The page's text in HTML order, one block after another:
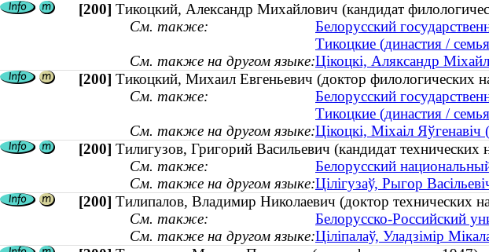
[200] Тикоцкий, Александр Михайлович (кандидат
См. также:
Белорусский
Тикоцкие (династия /
См. также на другом языке:Цікоцкі, Аляксандр
[200] Тикоцкий, Михаил Евгеньевич (доктор филологических
См. также:
Белорусский
Тикоцкие (династия /
См. также на другом языке:Цікоцкі, Міхаіл
[200] Тилигузов, Григорий Васильевич (кандидат
См. также:
Белорусский
См. также на другом языке:Цілігузаў, Рыгор
[200] Тилипалов, Владимир Николаевич (доктор технических
См. также:
Белорусско-Российский
См. также на другом языке:Ціліпалаў, Уладзімір